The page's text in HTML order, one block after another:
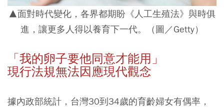
▲面對時代變化，各界都期盼《人工生殖法》與時俱
進，讓更多人得以養育下一代。（圖／Getty）
「我的卵子要他同意才能用」
現行法規無法因應現代觀念
據內政部統計，台灣30到34歲的育齡婦女有偶率，